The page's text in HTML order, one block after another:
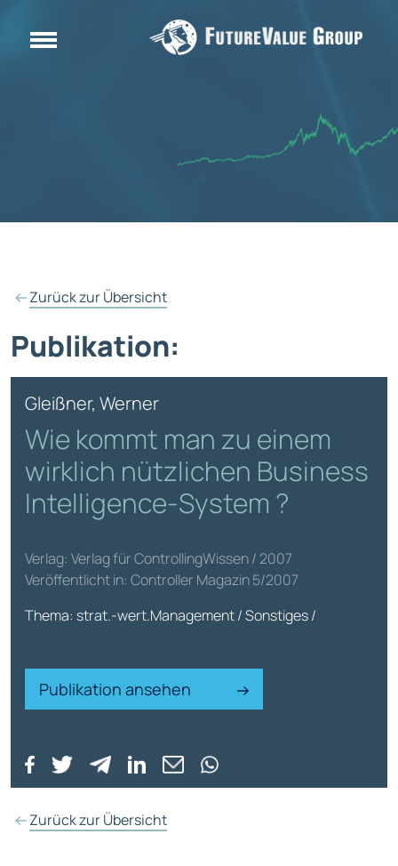
Zurück zur Übersicht
Publikation:
Gleißner, Werner
Wie kommt man zu einem
wirklich nützlichen Business
Intelligence-System ?
Verlag: Verlag für ControllingWissen / 2007
Veröffentlicht in: Controller Magazin 5/2007
Thema: strat.-wert.Management / Sonstiges /
Publikation ansehen
Zurück zur Übersicht